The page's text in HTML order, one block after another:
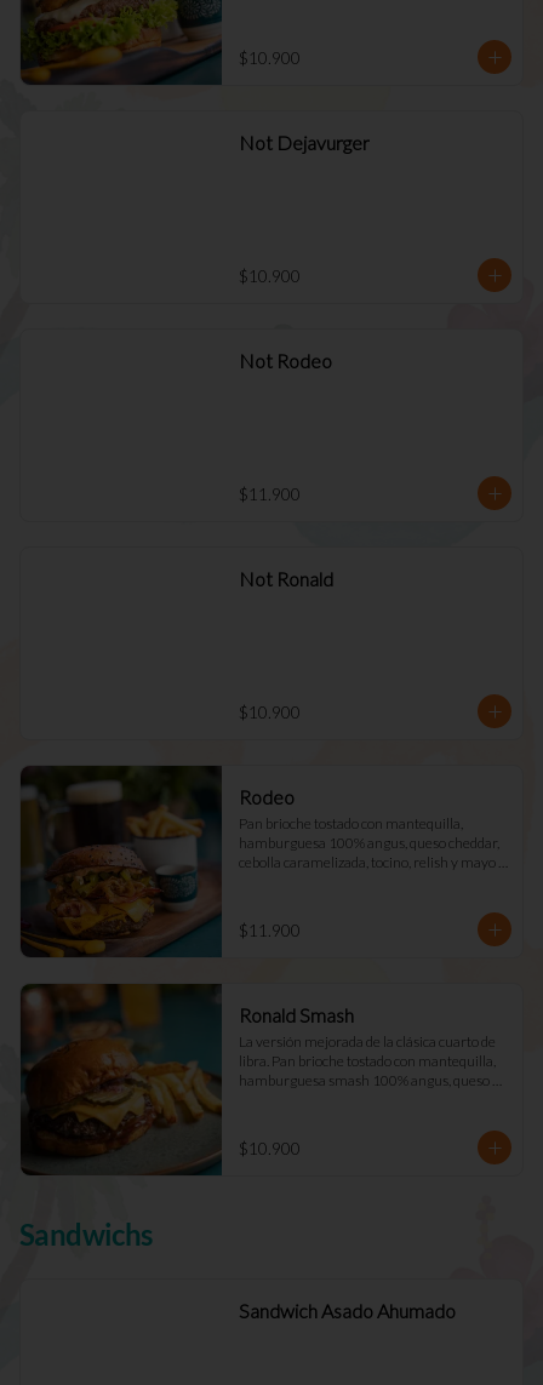
$10.900
Not Dejavurger
$10.900
Not Rodeo
$11.900
Not Ronald
$10.900
Rodeo
Pan brioche tostado con mantequilla,
hamburguesa 100% angus, queso cheddar,
cebolla caramelizada, tocino, relish y mayo
$11.900
Ronald Smash
La versión mejorada de la clásica cuarto de
libra. Pan brioche tostado con mantequilla,
hamburguesa smash 100% angus, queso
$10.900
Sandwichs
Sandwich Asado Ahumado